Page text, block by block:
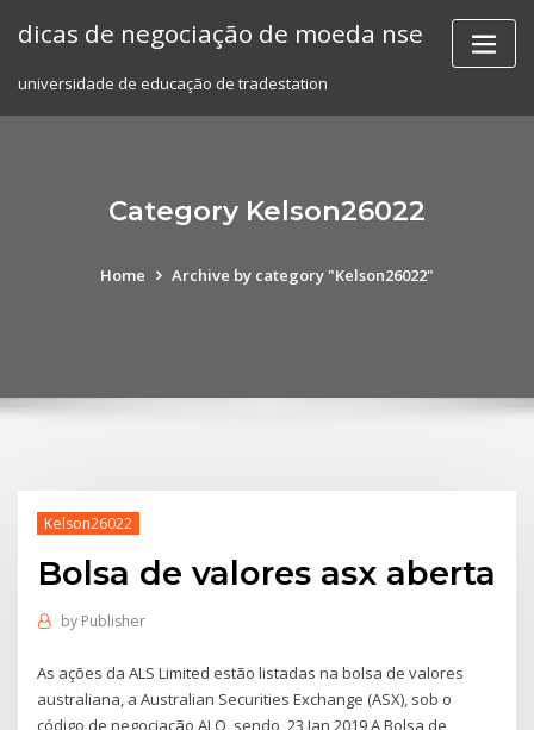
dicas de negociação de moeda nse
universidade de educação de tradestation
Category Kelson26022
Home Archive by category "Kelson26022"
Kelson26022
Bolsa de valores asx aberta
by Publisher
As ações da ALS Limited estão listadas na bolsa de valores
australiana, a Australian Securities Exchange (ASX), sob o
código de negociação ALQ, sendo 23 Jan 2019 A Bolsa de